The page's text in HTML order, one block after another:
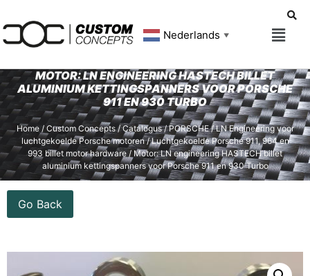
Nederlands ▼
MOTOR: LN ENGINEERING HASTECH BILLET
ALUMINIUM KETTINGSPANNERS VOOR PORSCHE
911 EN 930 TURBO
Home/ Custom Concepts/Catalogus/PORSCHE/LN Engineering voor
luchtgekoelde Porsche motoren/Luchtgekoelde Porsche 911, 964 en
993 billet motor hardware / Motor: LN engineering HASTECH billet
aluminium kettingspanners voor Porsche 911 en 930 Turbo
Go Back